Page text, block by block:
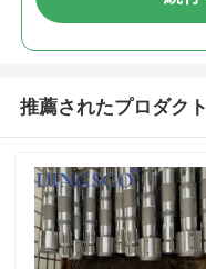
推薦されたプロダクト